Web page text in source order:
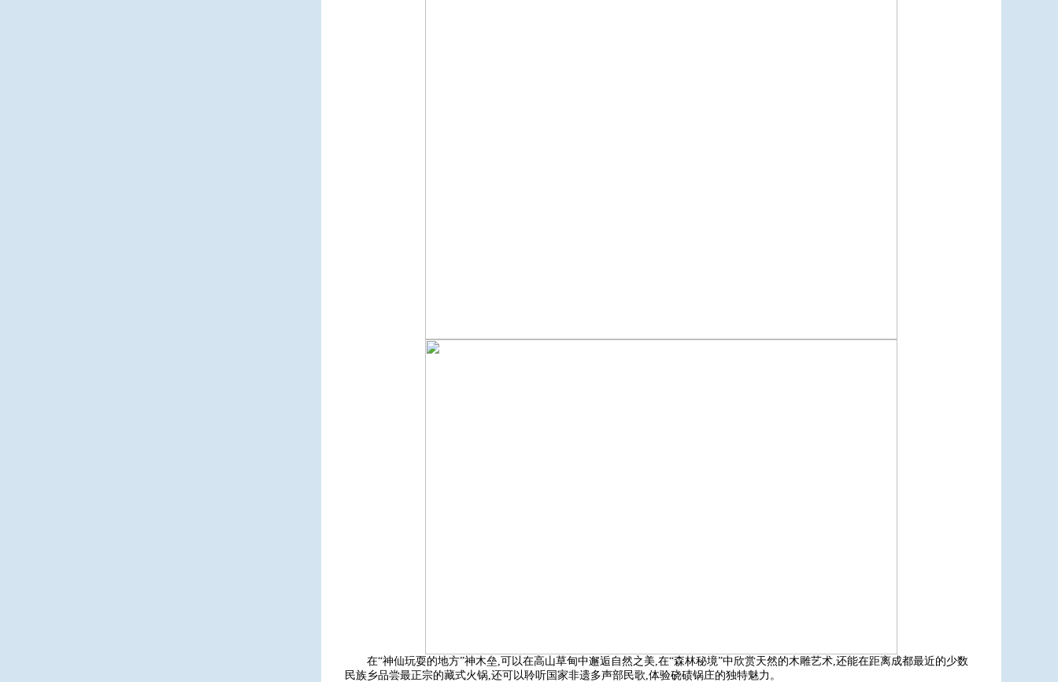
在“神仙玩耍的地方”神木垒,可以在高山草甸中邂逅自然之美,在“森林秘境”中欣赏天然的木雕艺术,还能在距离成都最近的少数
民族乡品尝最正宗的藏式火锅,还可以聆听国家非遗多声部民歌,体验硗碛锅庄的独特魅力。